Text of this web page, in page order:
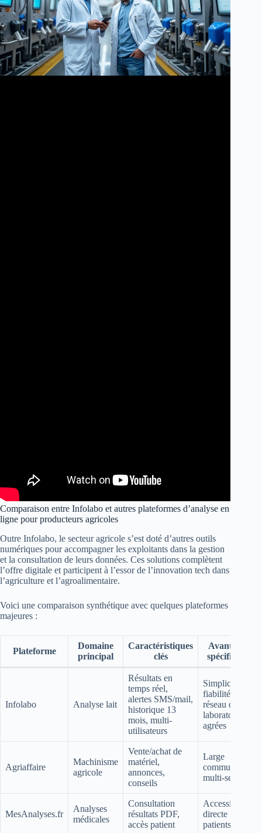
Comparaison entre Infolabo et autres plateformes d’analyse en
ligne pour producteurs agricoles
Outre Infolabo, le secteur agricole s’est doté d’autres outils
numériques pour accompagner les exploitants dans la gestion
et la consultation de leurs données. Ces solutions complètent
l’offre digitale et participent à l’essor de l’innovation tech dans
l’agriculture et l’agroalimentaire.
Voici une comparaison synthétique avec quelques plateformes
majeures :
Plateforme
Domaine
principal
Caractéristiques
clés
Avantages
spécifiques
Infolabo Analyse lait
Résultats en
temps réel,
alertes SMS/mail,
historique 13
mois, multi-
utilisateurs
Simplicité,
fiabilité,
réseau de
laboratoires
agrées
Agriaffaire
Machinisme
agricole
Vente/achat de
matériel,
annonces,
conseils
Large
communauté,
multi-secteurs
MesAnalyses.fr
Analyses
médicales
Consultation
résultats PDF,
accès patient
Accessibilité
directe
patients